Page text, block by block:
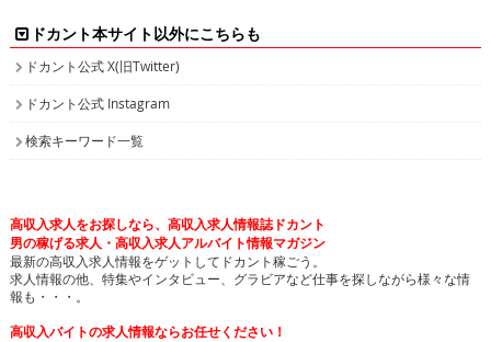
ドカント本サイト以外にこちらも
ドカント公式 X(旧Twitter)
ドカント公式 Instagram
検索キーワード一覧
高収入求人をお探しなら、高収入求人情報誌ドカント
男の稼げる求人・高収入求人アルバイト情報マガジン
最新の高収入求人情報をゲットしてドカント稼ごう。
求人情報の他、特集やインタビュー、グラビアなど仕事を探しながら様々な情
報も・・・。
高収入バイトの求人情報ならお任せください！